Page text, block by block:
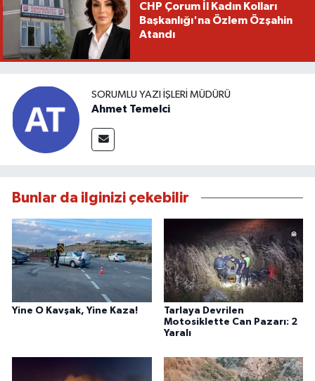
CHP Çorum İl Kadın Kolları
Başkanlığı'na Özlem Özşahin
Atandı
SORUMLU YAZI İŞLERI MÜDÜRÜ
Ahmet Temelci
Bunlar da ilginizi çekebilir
Yine O Kavşak, Yine Kaza!
Tarlaya Devrilen
Motosiklette Can Pazarı: 2
Yaralı